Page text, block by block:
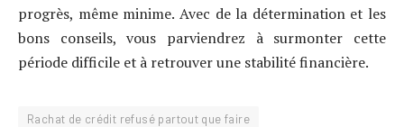
progrès, même minime. Avec de la détermination et les
bons conseils, vous parviendrez à surmonter cette
période difficile et à retrouver une stabilité financière.
Rachat de crédit refusé partout que faire